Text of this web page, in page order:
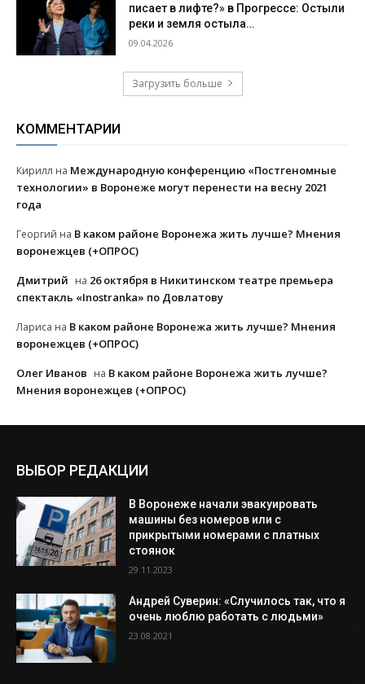
писает в лифте?» в Прогрессе: Остыли
реки и земля остыла…
09.04.2026
Загрузить больше
КОММЕНТАРИИ
Кирилл на Международную конференцию «Постгеномные
технологии» в Воронеже могут перенести на весну 2021
года
Георгий на В каком районе Воронежа жить лучше? Мнения
воронежцев (+ОПРОС)
Дмитрий на 26 октября в Никитинском театре премьера
спектакль «Inostranka» по Довлатову
Лариса на В каком районе Воронежа жить лучше? Мнения
воронежцев (+ОПРОС)
Олег Иванов на В каком районе Воронежа жить лучше?
Мнения воронежцев (+ОПРОС)
ВЫБОР РЕДАКЦИИ
В Воронеже начали эвакуировать
машины без номеров или с
прикрытыми номерами с платных
стоянок
29.11.2023
Андрей Суверин: «Случилось так, что я
очень люблю работать с людьми»
23.08.2021